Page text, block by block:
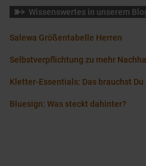
Wissenswertes in unserem
Salewa Größentabelle Herren
Selbstverpflichtung zu mehr
Kletter-Essentials: Das brauchst
Bluesign: Was steckt dahinter?